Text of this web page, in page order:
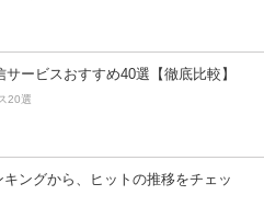
ービスおすすめ40選【徹底比較】
20選
ングから、ヒットの推移をチェッ